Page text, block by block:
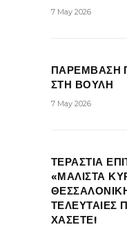
7 May 2026
ΠΑΡΕΜΒΑΣΗ
ΣΤΗ ΒΟΥΛΗ
7 May 2026
ΤΕΡΑΣΤΙΑ
«ΜΑΛΙΣΤΑ
ΤΕΛΕΥΤΑΙΕΣ
ΧΑΣΕΤΕ!